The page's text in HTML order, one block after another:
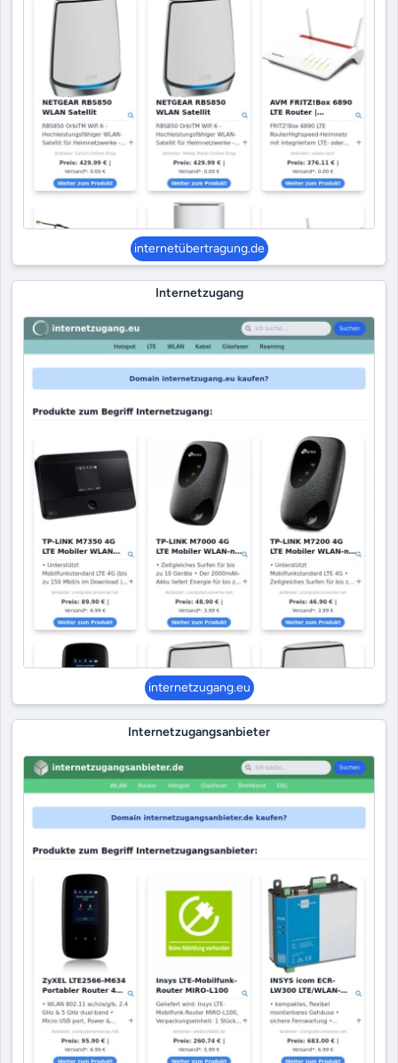
internetübertragung.de
Internetzugang
internetzugang.eu
Internetzugangsanbieter